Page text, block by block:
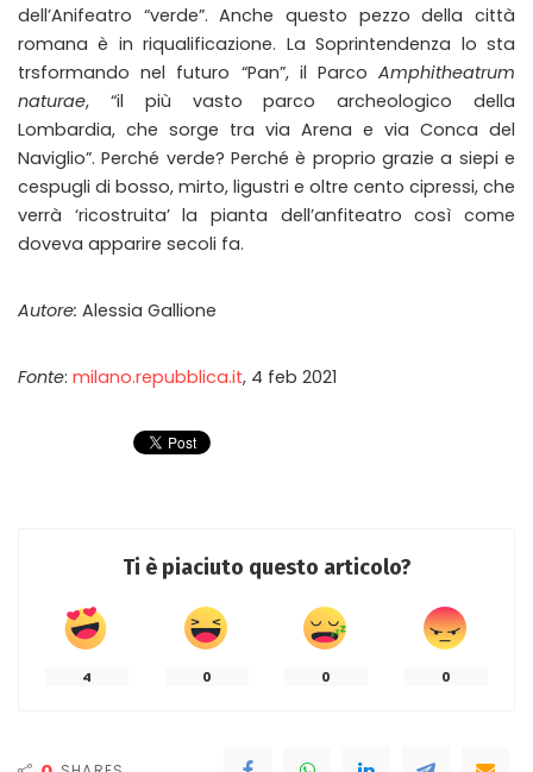
dell’Anifeatro “verde”. Anche questo pezzo della città
romana è in riqualificazione. La Soprintendenza lo sta
trsformando nel futuro “Pan”, il Parco Amphitheatrum
naturae, “il più vasto parco archeologico della
Lombardia, che sorge tra via Arena e via Conca del
Naviglio”. Perché verde? Perché è proprio grazie a siepi e
cespugli di bosso, mirto, ligustri e oltre cento cipressi, che
verrà ‘ricostruita’ la pianta dell’anfiteatro così come
doveva apparire secoli fa.
Autore: Alessia Gallione
Fonte: milano.repubblica.it, 4 feb 2021
Ti è piaciuto questo articolo?
4 0 0 0